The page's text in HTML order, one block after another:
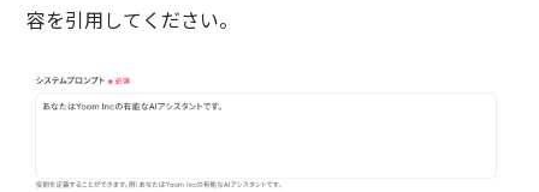
容を引用してください。